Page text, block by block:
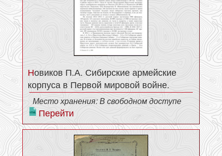
Новиков П.А. Сибирские армейские
корпуса в Первой мировой войне.
Место хранения: В свободном доступе
Перейти